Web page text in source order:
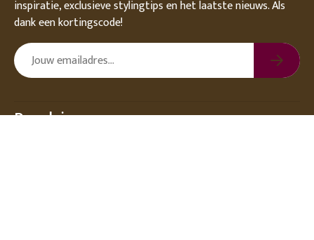
inspiratie, exclusieve stylingtips en het laatste nieuws. Als
dank een kortingscode!
Populair